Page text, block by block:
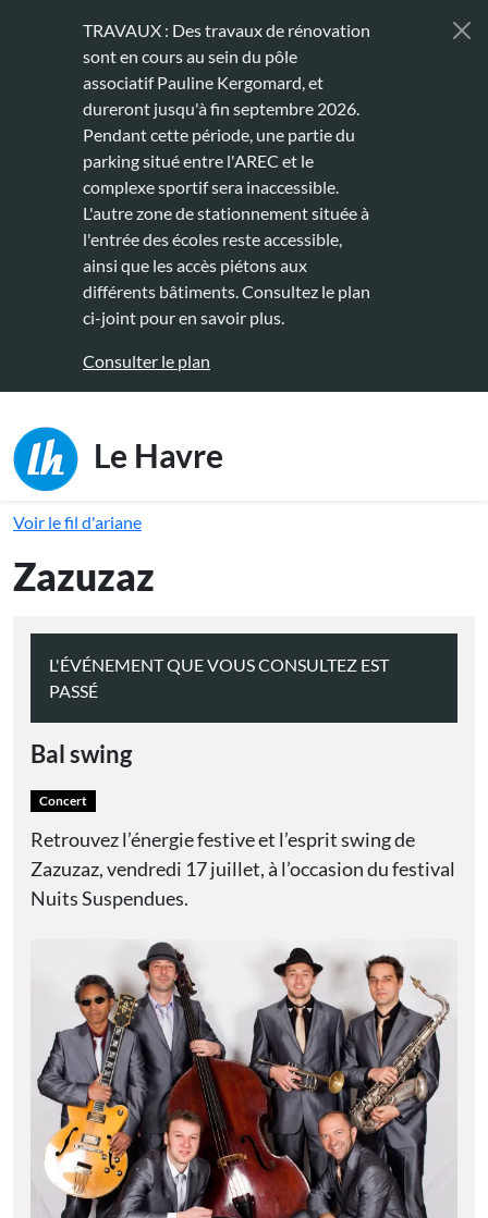
TRAVAUX : Des travaux de rénovation
sont en cours au sein du pôle
associatif Pauline Kergomard, et
dureront jusqu'à fin septembre 2026.
Pendant cette période, une partie du
parking situé entre l'AREC et le
complexe sportif sera inaccessible.
L'autre zone de stationnement située à
l'entrée des écoles reste accessible,
ainsi que les accès piétons aux
différents bâtiments. Consultez le plan
ci-joint pour en savoir plus.
Consulter le plan
Le Havre
Voir le fil d'ariane
Zazuzaz
L'ÉVÉNEMENT QUE VOUS CONSULTEZ EST
PASSÉ
Bal swing
Concert
Retrouvez l’énergie festive et l’esprit swing de
Zazuzaz, vendredi 17 juillet, à l’occasion du festival
Nuits Suspendues.